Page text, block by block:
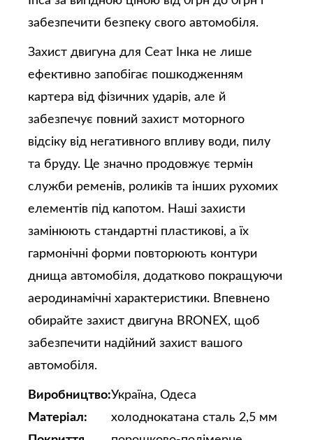
забезпечити безпеку свого автомобіля.
Захист двигуна для Сеат Інка не лише
ефективно запобігає пошкодженням
картера від фізичних ударів, але й
забезпечує повний захист моторного
відсіку від негативного впливу води, пилу
та бруду. Це значно продовжує термін
служби ременів, роликів та інших рухомих
елементів під капотом. Наші захисти
замінюють стандартні пластикові, а їх
гармонічні форми повторюють контури
днища автомобіля, додатково покращуючи
аеродинамічні характеристики. Впевнено
обирайте захист двигуна BRONEX, щоб
забезпечити надійний захист вашого
автомобіля.
Виробництво:Україна, Одеса
Матеріал:
холоднокатана сталь 2,5 мм